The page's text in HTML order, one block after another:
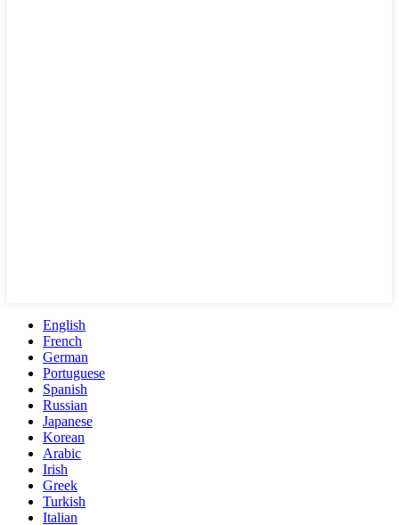
English
French
German
Portuguese
Spanish
Russian
Japanese
Korean
Arabic
Irish
Greek
Turkish
Italian